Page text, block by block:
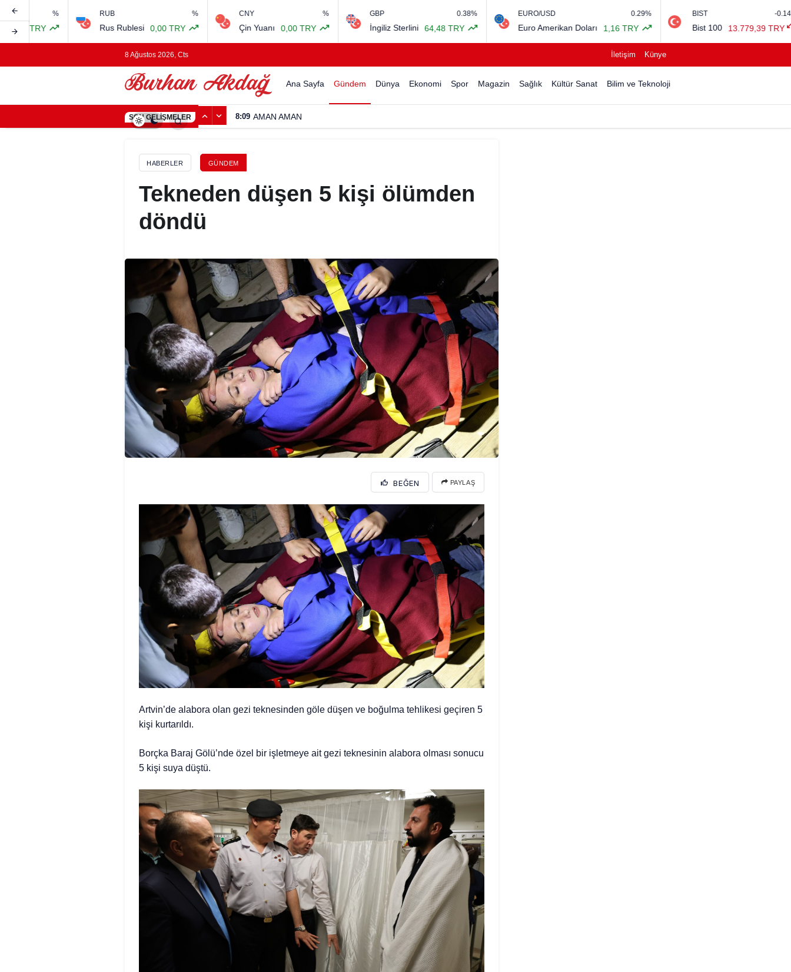
% RUB
Rus Rublesi 0,00 TRY
CNY
Çin Yuanı 0,00 TRY
GBP
İngiliz Sterlini 64,48 TRY
EURO/USD
Euro Amerikan Doları 1,16 TRY
BIST
Bist 100 13.779,39 TRY
8 Ağustos 2026, Cts İletişim Künye
Ana Sayfa Gündem Dünya Ekonomi Spor Magazin Sağlık Kültür Sanat Bilim ve Teknoloji
SON GELIŞMELER 8:08 TUĞBA ÜNAL’DAN KIRMIZI ŞIKLIK
HABERLER GÜNDEM
Tekneden düşen 5 kişi ölümden
döndü
BEĞEN PAYLAŞ
Artvin’de alabora olan gezi teknesinden göle düşen ve boğulma tehlikesi geçiren 5
kişi kurtarıldı.
Borçka Baraj Gölü’nde özel bir işletmeye ait gezi teknesinin alabora olması sonucu
5 kişi suya düştü.